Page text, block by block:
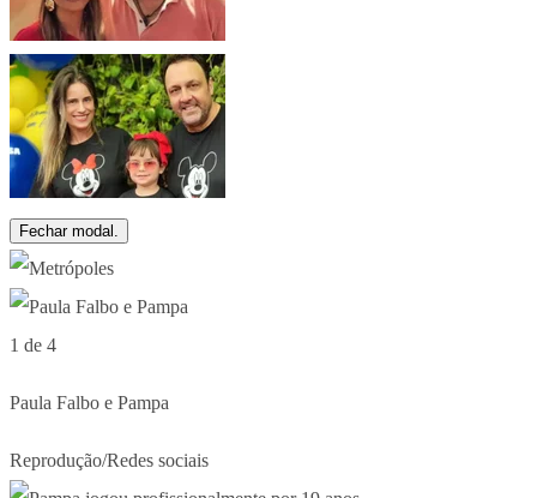
Fechar modal.
1 de 4
Paula Falbo e Pampa
Reprodução/Redes sociais